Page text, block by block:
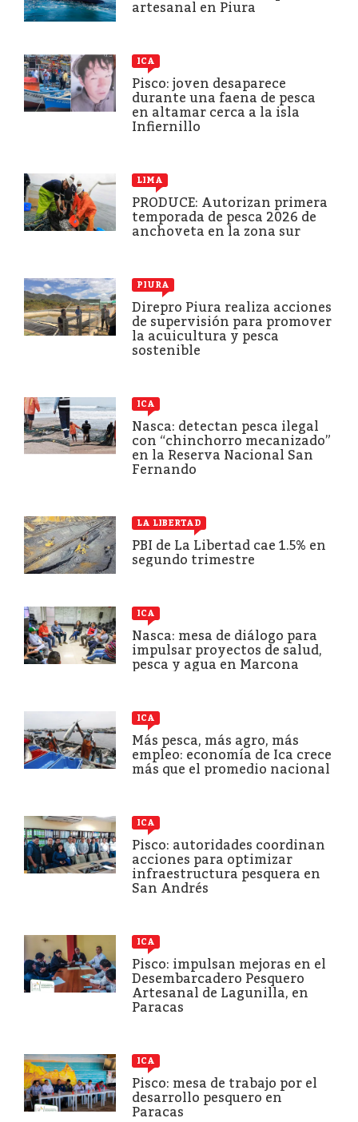
artesanal en Piura
ICA
Pisco: joven desaparece
durante una faena de pesca
en altamar cerca a la isla
Infiernillo
LIMA
PRODUCE: Autorizan primera
temporada de pesca 2026 de
anchoveta en la zona sur
PIURA
Direpro Piura realiza acciones
de supervisión para promover
la acuicultura y pesca
sostenible
ICA
Nasca: detectan pesca ilegal
con “chinchorro mecanizado”
en la Reserva Nacional San
Fernando
LA LIBERTAD
PBI de La Libertad cae 1.5% en
segundo trimestre
ICA
Nasca: mesa de diálogo para
impulsar proyectos de salud,
pesca y agua en Marcona
ICA
Más pesca, más agro, más
empleo: economía de Ica crece
más que el promedio nacional
ICA
Pisco: autoridades coordinan
acciones para optimizar
infraestructura pesquera en
San Andrés
ICA
Pisco: impulsan mejoras en el
Desembarcadero Pesquero
Artesanal de Lagunilla, en
Paracas
ICA
Pisco: mesa de trabajo por el
desarrollo pesquero en
Paracas